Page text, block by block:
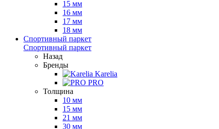
15 мм
16 мм
17 мм
18 мм
Спортивный паркет
Спортивный паркет
Назад
Бренды
Karelia
PRO
Толщина
10 мм
15 мм
21 мм
30 мм